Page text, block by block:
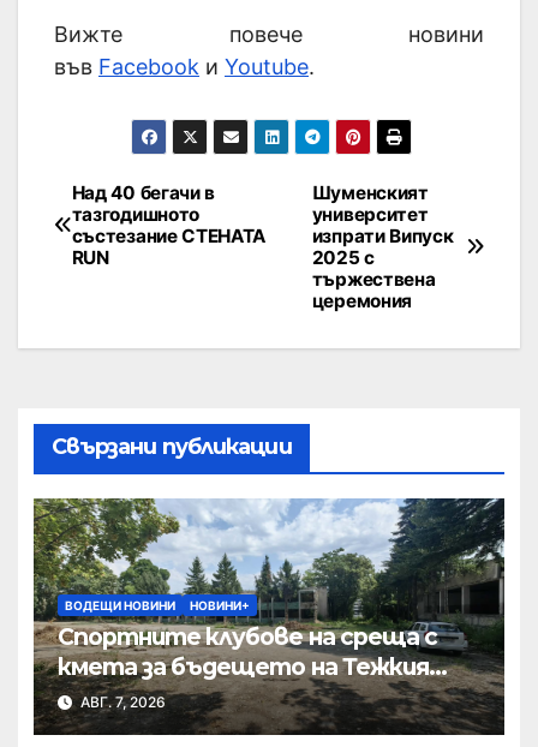
Вижте повече новини
във Facebook и Youtube.
Шуменският
университет
изпрати Випуск
2025 с
тържествена
церемония
Над 40 бегачи в
тазгодишното
състезание СТЕНАТА
RUN
Свързани публикации
ВОДЕЩИ НОВИНИ НОВИНИ+
Спортните клубове на среща с
кмета за бъдещето на Тежкия
полк
АВГ. 7, 2026